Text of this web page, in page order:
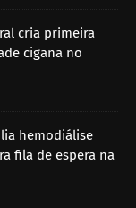
cria primeira
cigana no
hemodiálise
fila de espera na